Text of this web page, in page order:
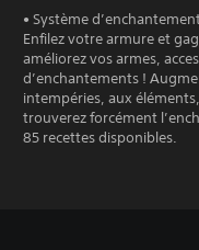
• Système
Enfilez votre armure et
améliorez vos armes,
d’enchantements !
intempéries, aux
trouverez forcément
85 recettes disponibles.